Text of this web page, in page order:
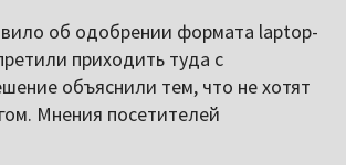
об одобрении формата laptop-
приходить туда с
объяснили тем, что не хотят
Мнения посетителей